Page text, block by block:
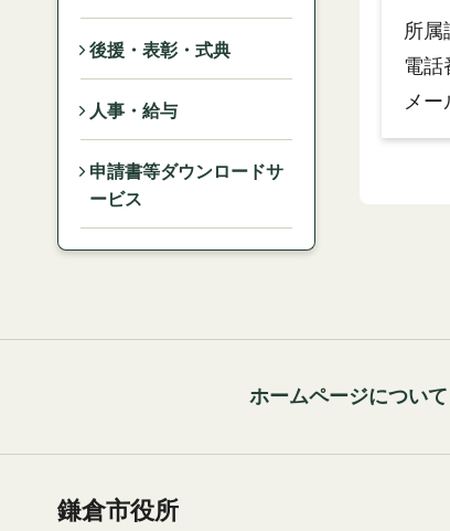
後援・表彰・式典
人事・給与
申請書等ダウンロードサ
ービス
所属
電話
メー
ホームページについて
鎌倉市役所